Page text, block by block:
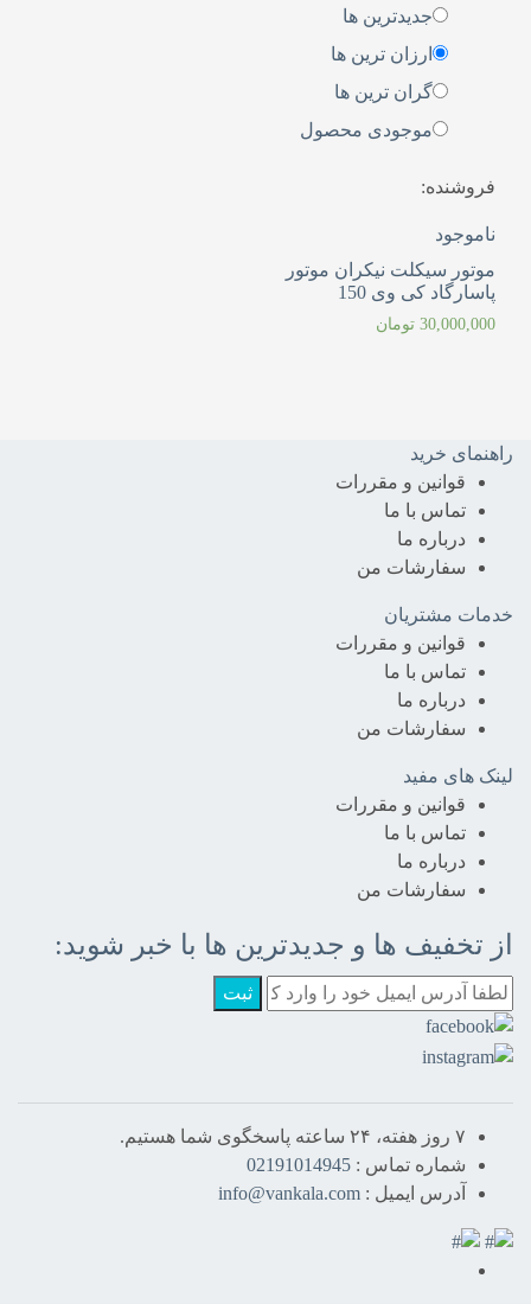
جدیدترین ها
ارزان ترین ها
گران ترین ها
موجودی محصول
فروشنده:
ناموجود
موتور سیکلت نیکران موتور
پاسارگاد کی وی 150
30,000,000 تومان
راهنمای خرید
قوانین و مقررات
تماس با ما
درباره‌ ما
سفارشات من
خدمات مشتریان
قوانین و مقررات
تماس با ما
درباره‌ ما
سفارشات من
لینک های مفید
قوانین و مقررات
تماس با ما
درباره‌ ما
سفارشات من
از تخفیف ها و جدیدترین ها با خبر شوید:
ثبت
۷ روز هفته، ۲۴ ساعته پاسخگوی شما هستیم.
شماره تماس : 02191014945
آدرس ایمیل : info@vankala.com